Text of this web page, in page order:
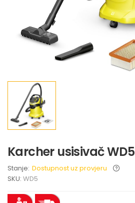
Karcher usisivač WD5
Stanje: Dostupnost uz provjeru
SKU: WD5